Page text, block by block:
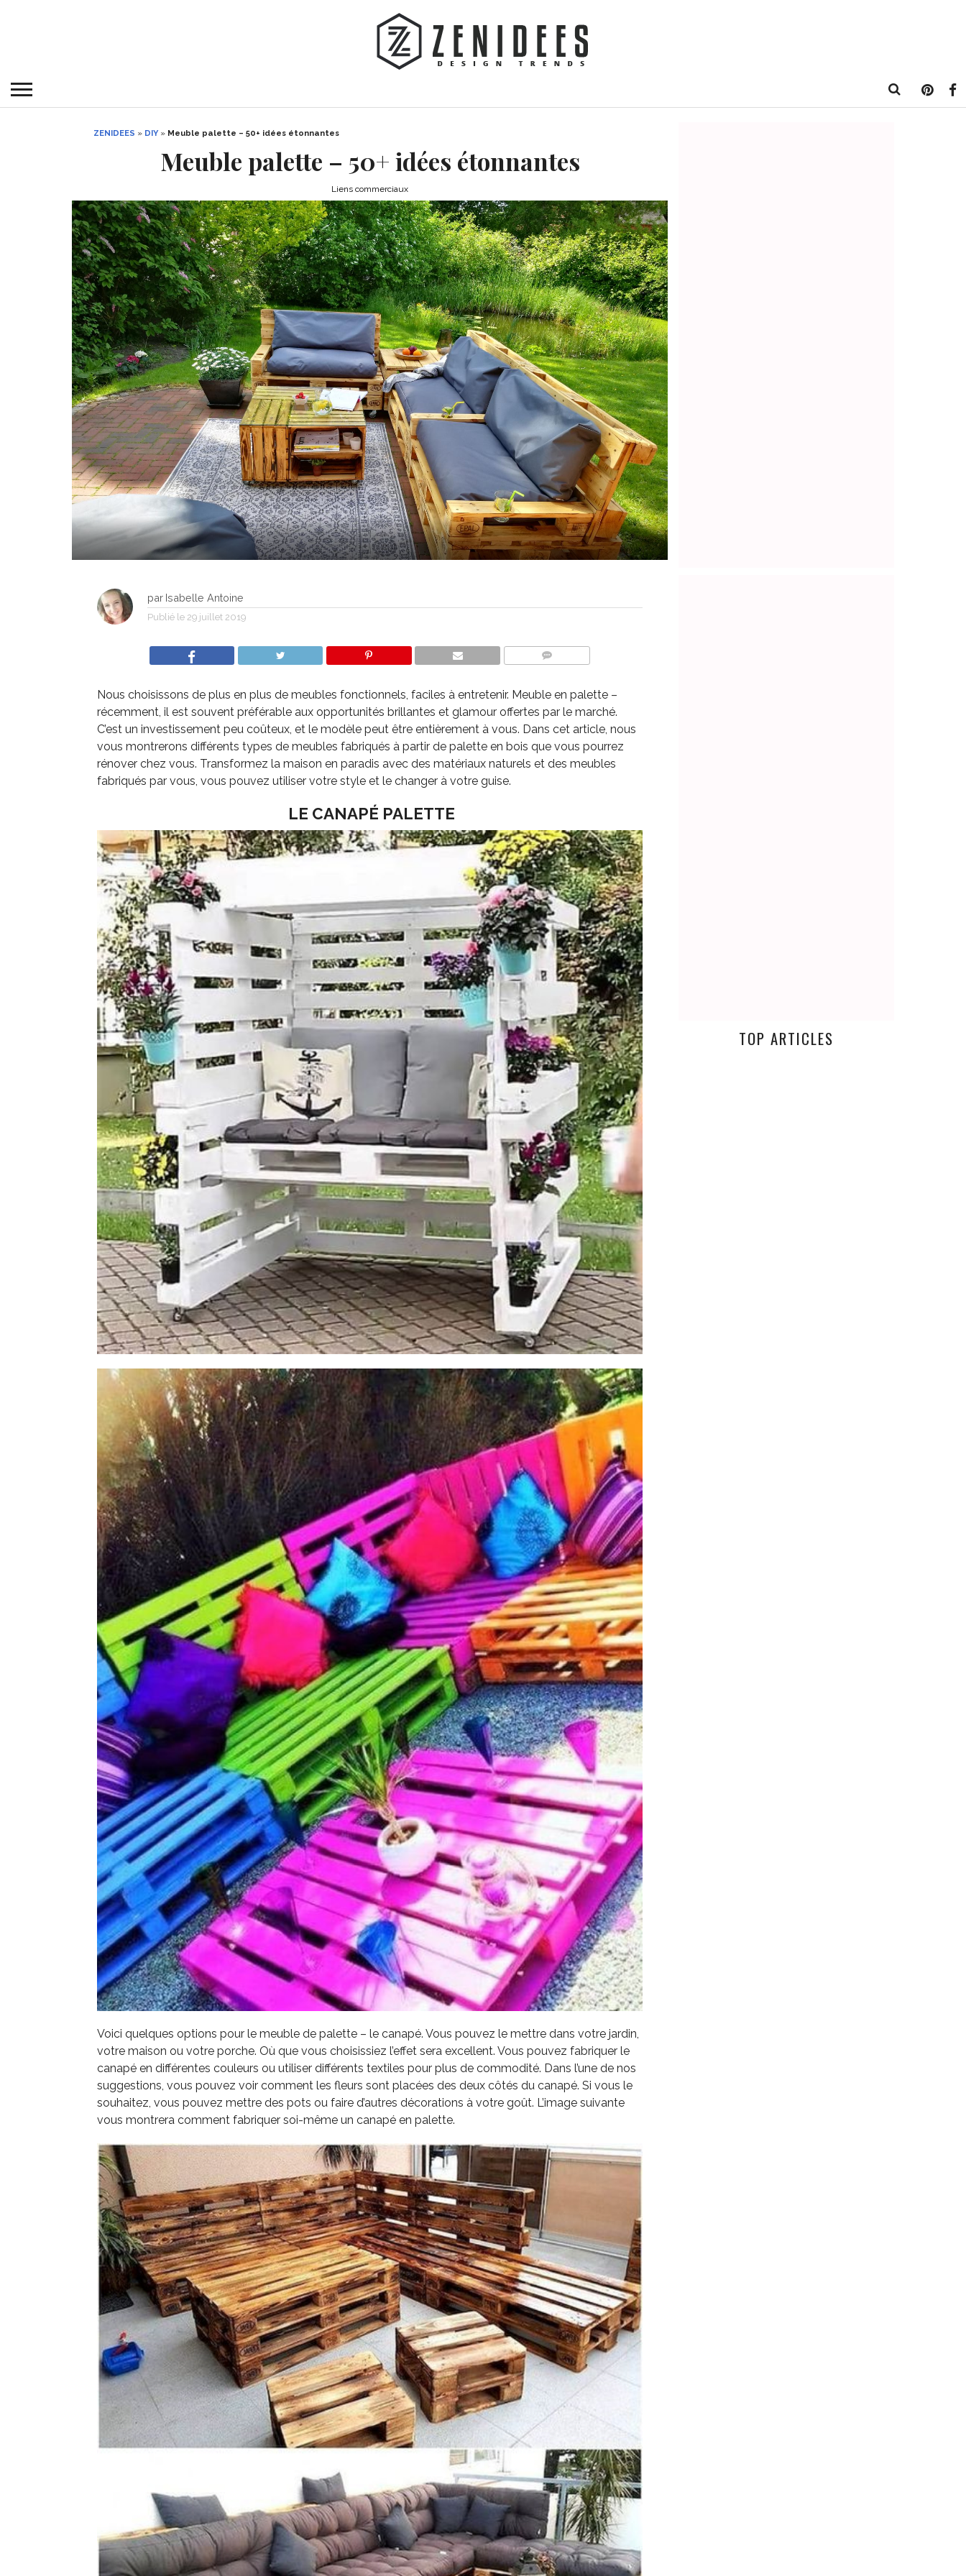
ZENIDEES » DIY» Meuble palette – 50+ idées étonnantes
Meuble palette – 50+ idées étonnantes
Liens commerciaux
par Isabelle Antoine
Publié le 29 juillet 2019
Nous choisissons de plus en plus de meubles fonctionnels, faciles à entretenir. Meuble en palette –
récemment, il est souvent préférable aux opportunités brillantes et glamour offertes par le marché.
C’est un investissement peu coûteux, et le modèle peut être entièrement à vous. Dans cet article, nous
vous montrerons différents types de meubles fabriqués à partir de palette en bois que vous pourrez
rénover chez vous. Transformez la maison en paradis avec des matériaux naturels et des meubles
fabriqués par vous, vous pouvez utiliser votre style et le changer à votre guise.
LE CANAPÉ PALETTE
Voici quelques options pour le meuble de palette – le canapé. Vous pouvez le mettre dans votre jardin,
votre maison ou votre porche. Où que vous choisissiez l’effet sera excellent. Vous pouvez fabriquer le
canapé en différentes couleurs ou utiliser différents textiles pour plus de commodité. Dans l’une de nos
suggestions, vous pouvez voir comment les fleurs sont placées des deux côtés du canapé. Si vous le
souhaitez, vous pouvez mettre des pots ou faire d’autres décorations à votre goût. L’image suivante
vous montrera comment fabriquer soi-même un canapé en palette.
TOP ARTICLES